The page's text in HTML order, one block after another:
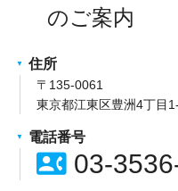
住所
〒135-0061
東京都江東区豊洲4丁目
電話番号
contact_phone03-